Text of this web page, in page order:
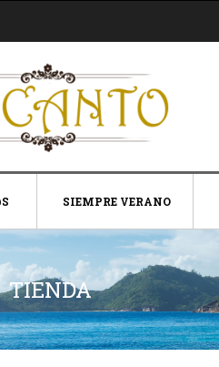
SIEMPRE VERANO
TIENDA